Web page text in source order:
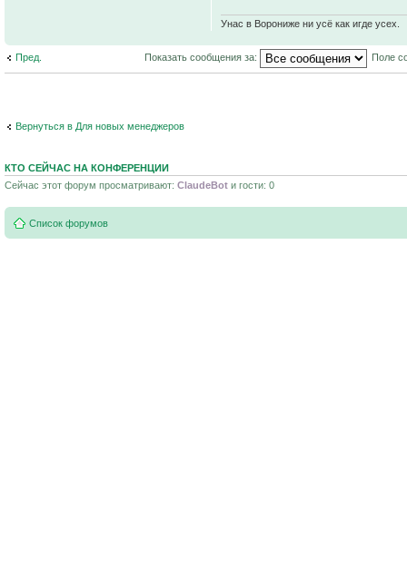
Унас в Ворониже ни усё как игде усех.
Пред. Показать сообщения за: Поле
Вернуться в Для новых менеджеров
КТО СЕЙЧАС НА КОНФЕРЕНЦИИ
Сейчас этот форум просматривают: ClaudeBot и гости: 0
Список форумов